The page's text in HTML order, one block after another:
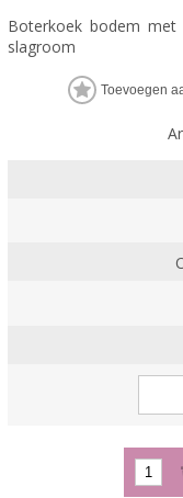
Boterkoek bodem met
slagroom